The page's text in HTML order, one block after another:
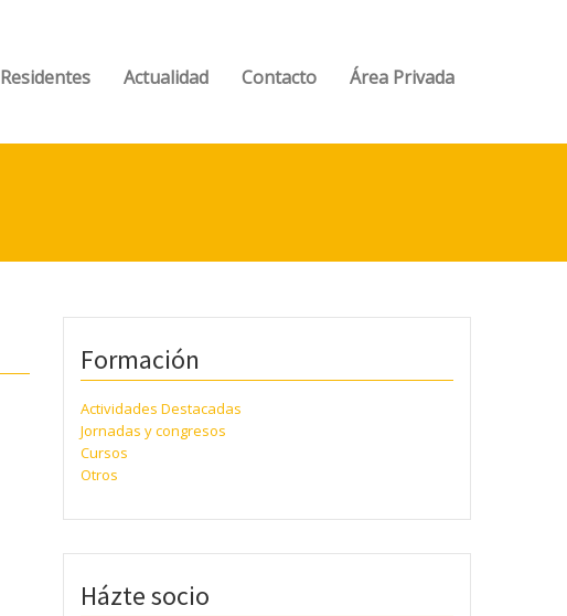
Residentes Actualidad Contacto Área Privada
Formación
Actividades Destacadas
Jornadas y congresos
Cursos
Otros
Házte socio